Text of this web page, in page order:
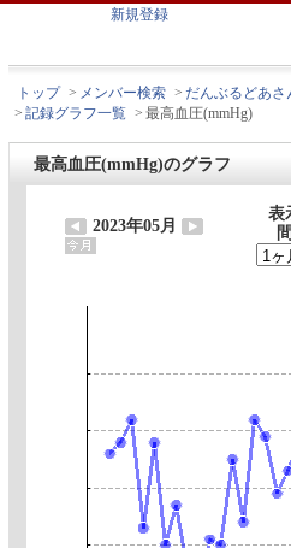
新規登録
トップ > メンバー検索 > だんぶるどあさ
> 記録グラフ一覧 > 最高血圧(mmHg)
最高血圧(mmHg)のグラフ
2023年05月
表